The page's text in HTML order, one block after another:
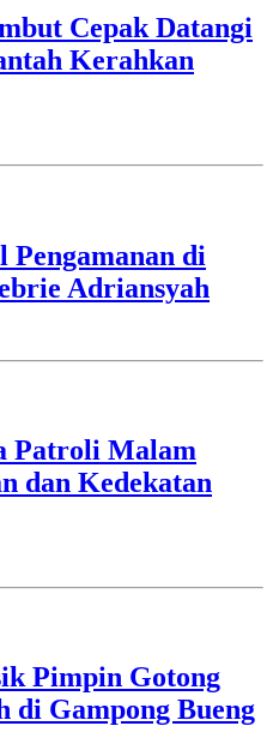
Cepak Datangi
Kerahkan
Pengamanan di
Adriansyah
Patroli Malam
dan Kedekatan
Pimpin Gotong
di Gampong Bueng